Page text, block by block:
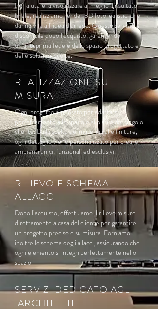
Per aiutare a visualizzare al meglio il risultato
finale, realizziamo render 3D fotorealistici che
danno vita all' idea d’arredo. Questo servizio è
disponibile dopo l’acquisto, garantendo
un’anteprima fedele dello spazio progettato e
delle soluzioni scelte.
REALIZZAZIONE SU
MISURA
Ogni progetto è pensato per adattarsi
perfettamente allo spazio e allo stile del singolo
cliente. Dalla scelta dei materiali alle finiture,
ogni dettaglio viene personalizzato per creare
ambienti unici, funzionali ed esclusivi.
RILIEVO E SCHEMA
ALLACCI
Dopo l’acquisto, effettuiamo il rilievo misure
direttamente a casa del cliente per garantire
un progetto preciso e su misura. Forniamo
inoltre lo schema degli allacci, assicurando che
ogni elemento si integri perfettamente nello
spazio.
SERVIZI DEDICATO AGLI
ARCHITETTI